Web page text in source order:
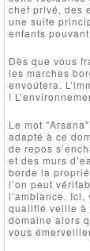
chef privé, des
une suite
enfants
Dès que vous
les marches
envoûtera.
!
Le mot
adapté à ce
de repos
et des murs
borde la
l’on peut
l’ambiance.
qualifié veille à
domaine alors
vous